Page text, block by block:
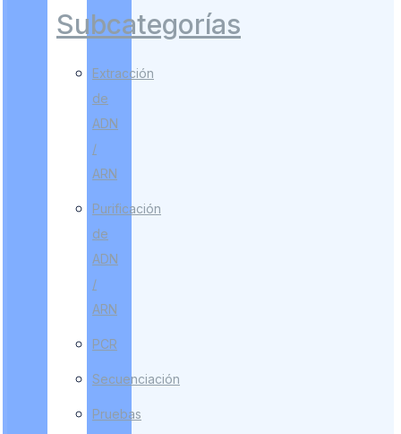
Subcategorías
Extracción
de
ADN
/
ARN
Purificación
de
ADN
/
ARN
PCR
Secuenciación
Pruebas